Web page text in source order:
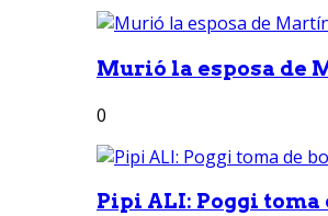
Murió la esposa de
0
Pipi ALI: Poggi toma